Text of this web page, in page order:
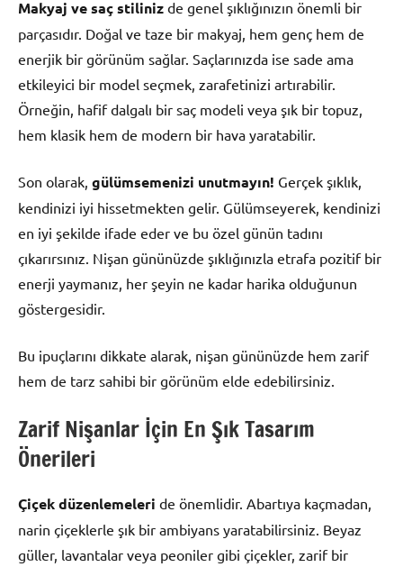
Makyaj ve saç stiliniz de genel şıklığınızın önemli bir
parçasıdır. Doğal ve taze bir makyaj, hem genç hem de
enerjik bir görünüm sağlar. Saçlarınızda ise sade ama
etkileyici bir model seçmek, zarafetinizi artırabilir.
Örneğin, hafif dalgalı bir saç modeli veya şık bir topuz,
hem klasik hem de modern bir hava yaratabilir.
Son olarak, gülümsemenizi unutmayın! Gerçek şıklık,
kendinizi iyi hissetmekten gelir. Gülümseyerek, kendinizi
en iyi şekilde ifade eder ve bu özel günün tadını
çıkarırsınız. Nişan gününüzde şıklığınızla etrafa pozitif bir
enerji yaymanız, her şeyin ne kadar harika olduğunun
göstergesidir.
Bu ipuçlarını dikkate alarak, nişan gününüzde hem zarif
hem de tarz sahibi bir görünüm elde edebilirsiniz.
Zarif Nişanlar İçin En Şık Tasarım
Önerileri
Çiçek düzenlemeleri de önemlidir. Abartıya kaçmadan,
narin çiçeklerle şık bir ambiyans yaratabilirsiniz. Beyaz
güller, lavantalar veya peoniler gibi çiçekler, zarif bir